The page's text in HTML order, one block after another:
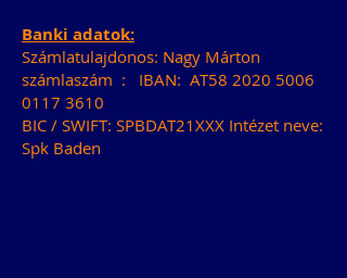
Banki adatok:
Számlatulajdonos: Nagy Márton
számlaszám : IBAN: AT58 2020 5006
0117 3610
BIC / SWIFT: SPBDAT21XXX Intézet neve:
Spk Baden